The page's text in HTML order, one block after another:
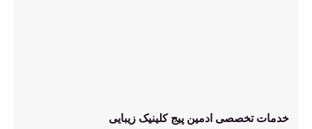
خدمات تخصصی ادمین پیج کلینیک زیبایی